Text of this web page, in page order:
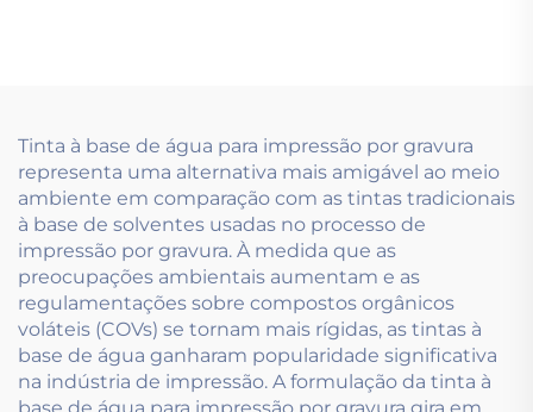
Tinta à base de água para impressão por gravura
representa uma alternativa mais amigável ao meio
ambiente em comparação com as tintas tradicionais
à base de solventes usadas no processo de
impressão por gravura. À medida que as
preocupações ambientais aumentam e as
regulamentações sobre compostos orgânicos
voláteis (COVs) se tornam mais rígidas, as tintas à
base de água ganharam popularidade significativa
na indústria de impressão. A formulação da tinta à